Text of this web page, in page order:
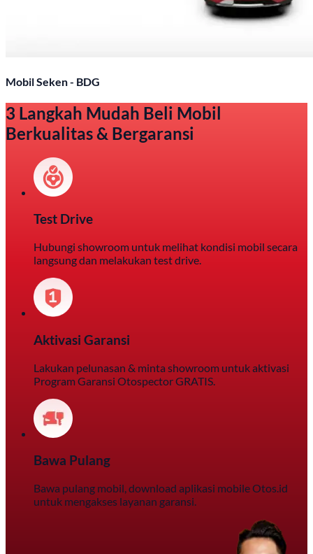
Mobil Seken - BDG
3 Langkah Mudah Beli Mobil
Berkualitas & Bergaransi
Test Drive
Hubungi showroom untuk melihat kondisi mobil secara
langsung dan melakukan test drive.
Aktivasi Garansi
Lakukan pelunasan & minta showroom untuk aktivasi
Program Garansi Otospector GRATIS.
Bawa Pulang
Bawa pulang mobil, download aplikasi mobile Otos.id
untuk mengakses layanan garansi.